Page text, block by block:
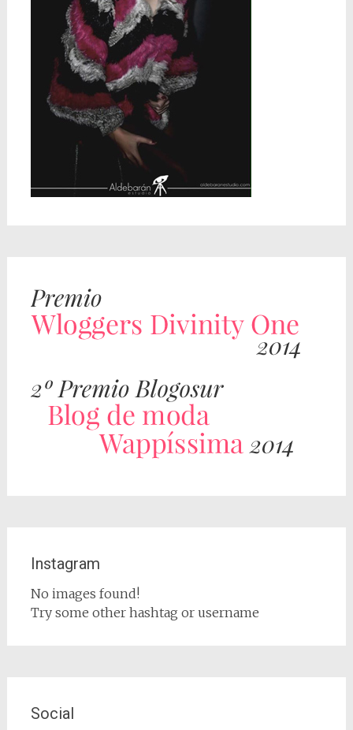
Instagram
No images found!
Try some other hashtag or username
Social